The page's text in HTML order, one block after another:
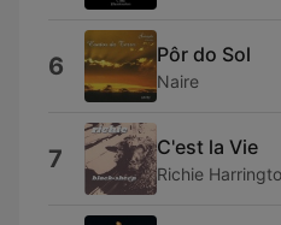
6 Pôr do Sol
Naire
7 C'est la Vie
Richie